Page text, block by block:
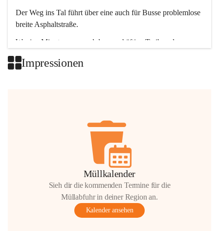
Der Weg ins Tal führt über eine auch für Busse problemlose
breite Asphaltstraße.
Wenige Minuten nur, und das geschäftige Treiben der
Impressionen
Müllkalender
Sieh dir die kommenden Termine für die
Müllabfuhr in deiner Region an.
Kalender ansehen